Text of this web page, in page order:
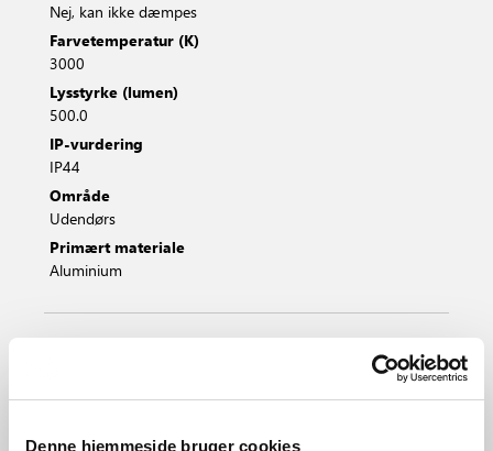
Denne hjemmeside bruger cookies
Nej, kan ikke dæmpes
Farvetemperatur (K)
3000
Lysstyrke (lumen)
500.0
IP-vurdering
IP44
Område
Udendørs
Primært materiale
Aluminium
Galvaniseret